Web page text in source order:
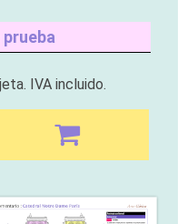
prueba
IVA incluido.